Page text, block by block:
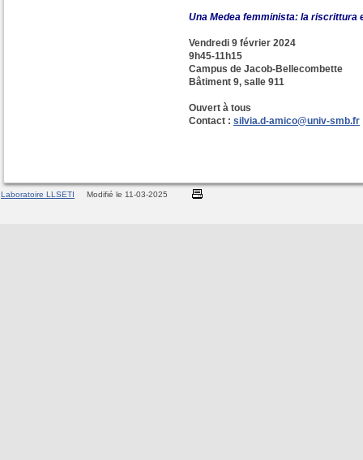
Una Medea femminista: la riscrittura
Vendredi 9 février 2024
9h45-11h15
Campus de Jacob-Bellecombette
Bâtiment 9, salle 911
Ouvert à tous
Contact : silvia.d-amico@univ-smb.fr
Laboratoire LLSETI Modifié le 11-03-2025